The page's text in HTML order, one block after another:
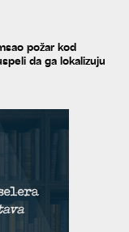
požar kod
da ga lokalizuju